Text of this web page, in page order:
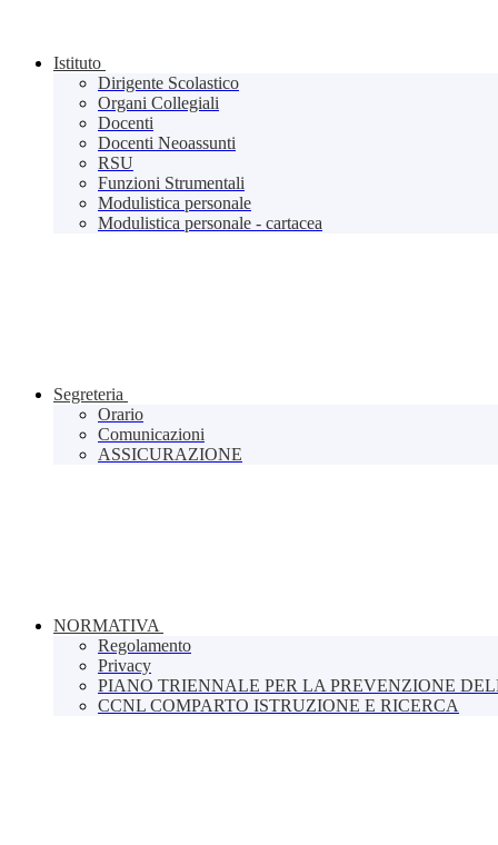
Istituto
Dirigente Scolastico
Organi Collegiali
Docenti
Docenti Neoassunti
RSU
Funzioni Strumentali
Modulistica personale
Modulistica personale - cartacea
Segreteria
Orario
Comunicazioni
ASSICURAZIONE
NORMATIVA
Regolamento
Privacy
PIANO TRIENNALE PER LA PREVENZIONE
CCNL COMPARTO ISTRUZIONE E RICERCA